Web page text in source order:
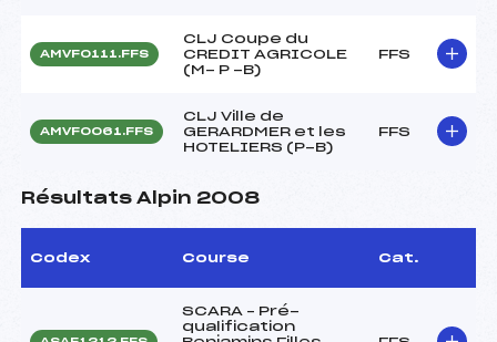
AMVF0111.FFS
CLJ Coupe du
CREDIT AGRICOLE
(M- P -B)
FFS
AMVF0061.FFS
CLJ Ville de
GERARDMER et les
HOTELIERS (P-B)
FFS
Résultats Alpin 2008
Codex Course Cat.
SCARA – Pré-
qualification